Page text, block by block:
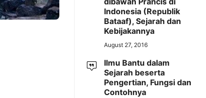
Indonesia (Republik
Bataaf), Sejarah dan
Kebijakannya
August 27, 2016
Ilmu Bantu dalam
Sejarah beserta
Pengertian, Fungsi dan
Contohnya